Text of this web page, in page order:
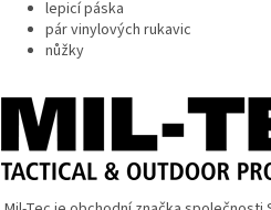
lepicí páska
pár vinylových rukavic
nůžky